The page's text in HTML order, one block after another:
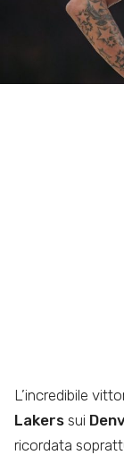
L’incredibile
Lakers sui
ricordata